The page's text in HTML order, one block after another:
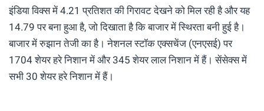
इंडिया विक्स में 4.21 प्रतिशत की गिरावट देखने को मिल रही है और यह
14.79 पर बना हुआ है, जो दिखाता है कि बाजार में स्थिरता बनी हुई है।
बाजार में रुझान तेजी का है। नेशनल स्टॉक एक्सचेंज (एनएसई) पर
1704 शेयर हरे निशान में और 345 शेयर लाल निशान में हैं। सेंसेक्स में
सभी 30 शेयर हरे निशान में हैं।